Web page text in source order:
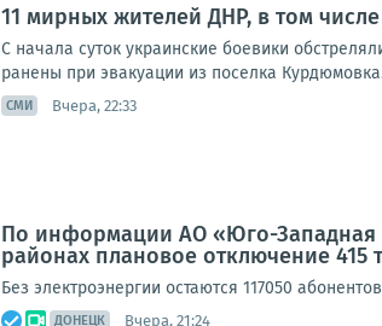
11 мирных жителей ДНР, в том
С начала суток украинские боевики
ранены при эвакуации из поселка
СМИ Вчера, 22:33
По информации АО «Юго-Западная
районах плановое отключение
Без электроэнергии остаются 117050
ДОНЕЦК Вчера, 21:24